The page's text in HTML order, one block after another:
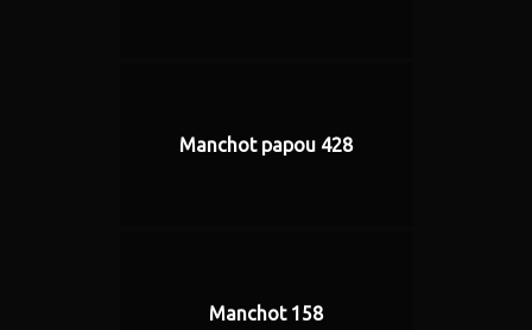
Manchot papou 428
Manchot 158